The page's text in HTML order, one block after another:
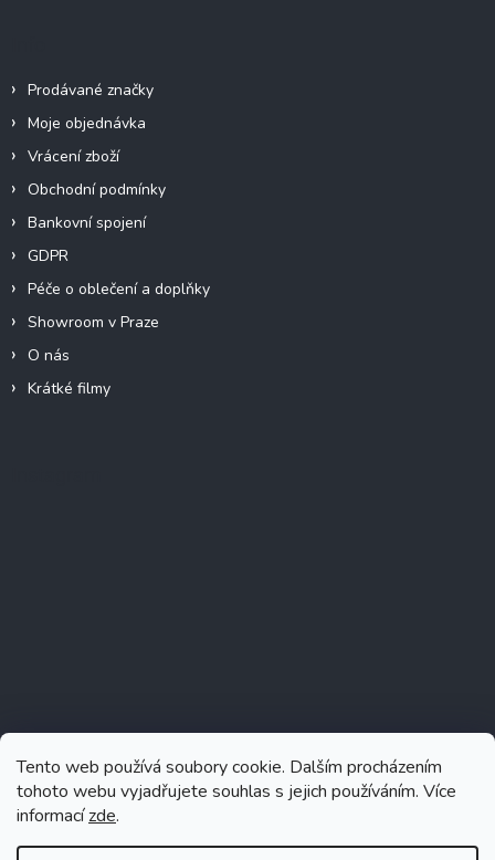
Tento web používá soubory cookie. Dalším procházením
tohoto webu vyjadřujete souhlas s jejich používáním. Více
informacízde.
Prodávané značky
Moje objednávka
Vrácení zboží
Obchodní podmínky
Bankovní spojení
GDPR
Péče o oblečení a doplňky
Showroom v Praze
O nás
Krátké filmy
Sledovat na Instagramu